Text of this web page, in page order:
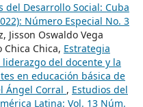
del Desarrollo Social: Cuba
Número Especial No. 3
Jisson Oswaldo Vega
Chica, Estrategia
del docente y la
en educación básica de
Ángel Corral , Estudios del
Latina: Vol. 13 Núm.